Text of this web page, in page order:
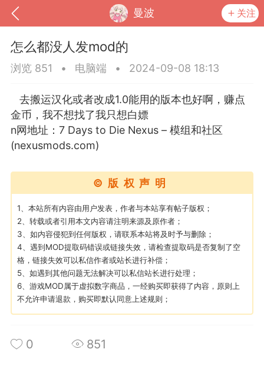
曼波 关注
我的钱包 道具 排行榜
MOD下载 攻略教程 联机招募
大人
Lv.8
02-10 15:45
电脑端 其他&工具
单机辅助引流私下售卖服务器外挂！
怎么都没人发mod的
浏览 851 • 电脑端 • 2024-09-08 18:13
去搬运汉化或者改成1.0能用的版本也好啊，赚点
金币，我不想找了我只想白嫖
n网地址： 7 Days to Die Nexus – 模组和社区
(nexusmods.com)
©版权声明
1、本站所有内容由用户发表，作者与本站享有帖子版权；
2、转载或者引用本文内容请注明来源及原作者；
3、如内容侵犯到任何版权，请联系本站将及时予与删除；
4、遇到MOD提取码错误或链接失效，请检查提取码是否复制了空
格，链接失效可以私信作者或站长进行补偿；
5、如遇到其他问题无法解决可以私信站长进行处理；
6、游戏MOD属于虚拟数字商品，一经购买即获得了内容，原则上
不允许申请退款，购买即默认同意上述规则；
0 851